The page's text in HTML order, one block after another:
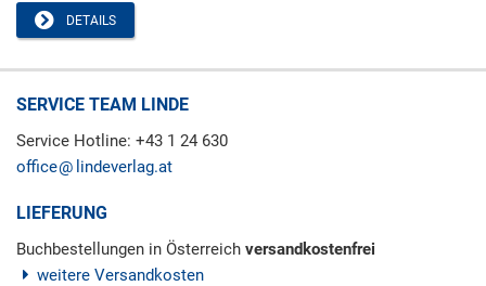
DETAILS
SERVICE TEAM LINDE
Service Hotline: +43 1 24 630
office
lindeverlag.at
LIEFERUNG
Buchbestellungen in Österreich versandkostenfrei
weitere Versandkosten